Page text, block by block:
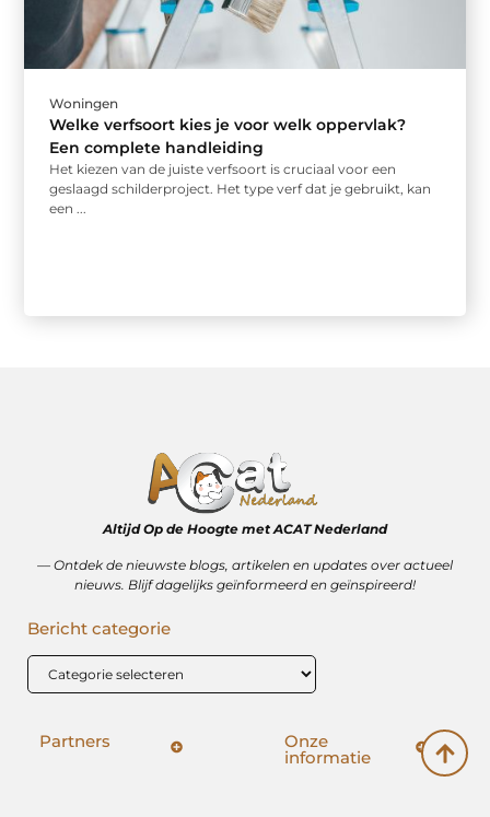
Woningen
Welke verfsoort kies je voor welk oppervlak?
Een complete handleiding
Het kiezen van de juiste verfsoort is cruciaal voor een
geslaagd schilderproject. Het type verf dat je gebruikt, kan
een ...
Altijd Op de Hoogte met ACAT Nederland
–– Ontdek de nieuwste blogs, artikelen en updates over actueel
nieuws. Blijf dagelijks geïnformeerd en geïnspireerd!
Bericht categorie
Partners Onze
informatie